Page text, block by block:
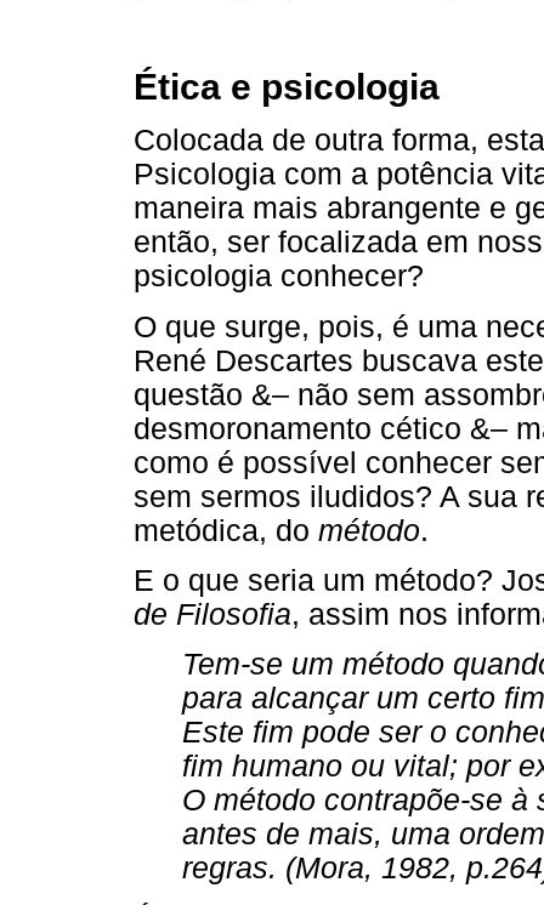
Ética e psicologia
Colocada de outra forma,
Psicologia com a potência
maneira mais abrangente e
então, ser focalizada em
psicologia conhecer?
O que surge, pois, é uma
René Descartes buscava
questão &– não sem
desmoronamento cético &–
como é possível conhecer
sem sermos iludidos? A sua
metódica, do método.
E o que seria um método?
de Filosofia, assim nos
Tem-se um método
para alcançar um certo
Este fim pode ser o
fim humano ou vital; por
O método contrapõe-se
antes de mais, uma
regras. (Mora, 1982,